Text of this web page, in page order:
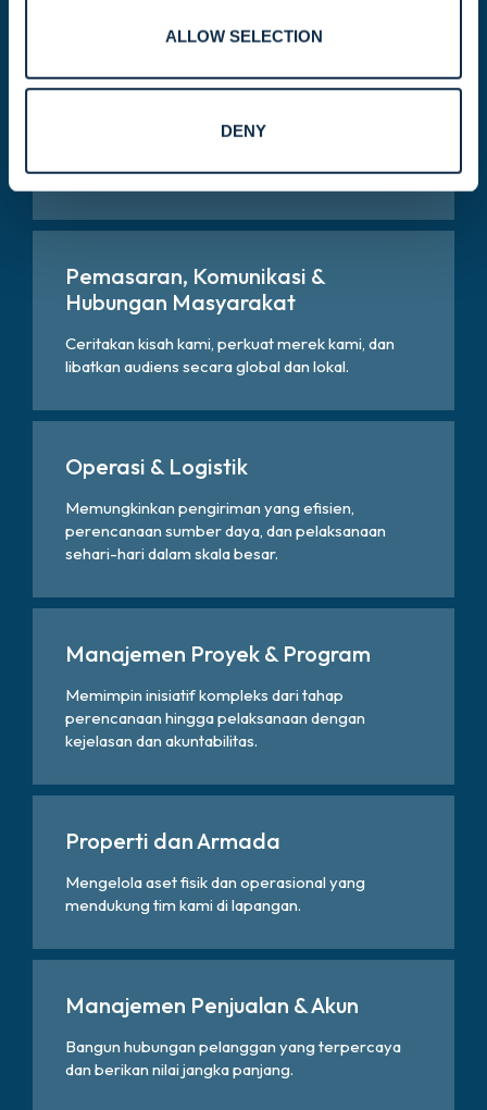
ALLOW SELECTION
DENY
Hukum, Kepatuhan & Risiko
Membantu memastikan operasional yang
manajemen risiko yang bertanggung jawab.
Pemasaran, Komunikasi &
Hubungan Masyarakat
Ceritakan kisah kami, perkuat merek kami, dan
libatkan audiens secara global dan lokal.
Operasi & Logistik
Memungkinkan pengiriman yang efisien,
perencanaan sumber daya, dan pelaksanaan
sehari-hari dalam skala besar.
Manajemen Proyek & Program
Memimpin inisiatif kompleks dari tahap
perencanaan hingga pelaksanaan dengan
kejelasan dan akuntabilitas.
Properti dan Armada
Mengelola aset fisik dan operasional yang
mendukung tim kami di lapangan.
Manajemen Penjualan & Akun
Bangun hubungan pelanggan yang terpercaya
dan berikan nilai jangka panjang.